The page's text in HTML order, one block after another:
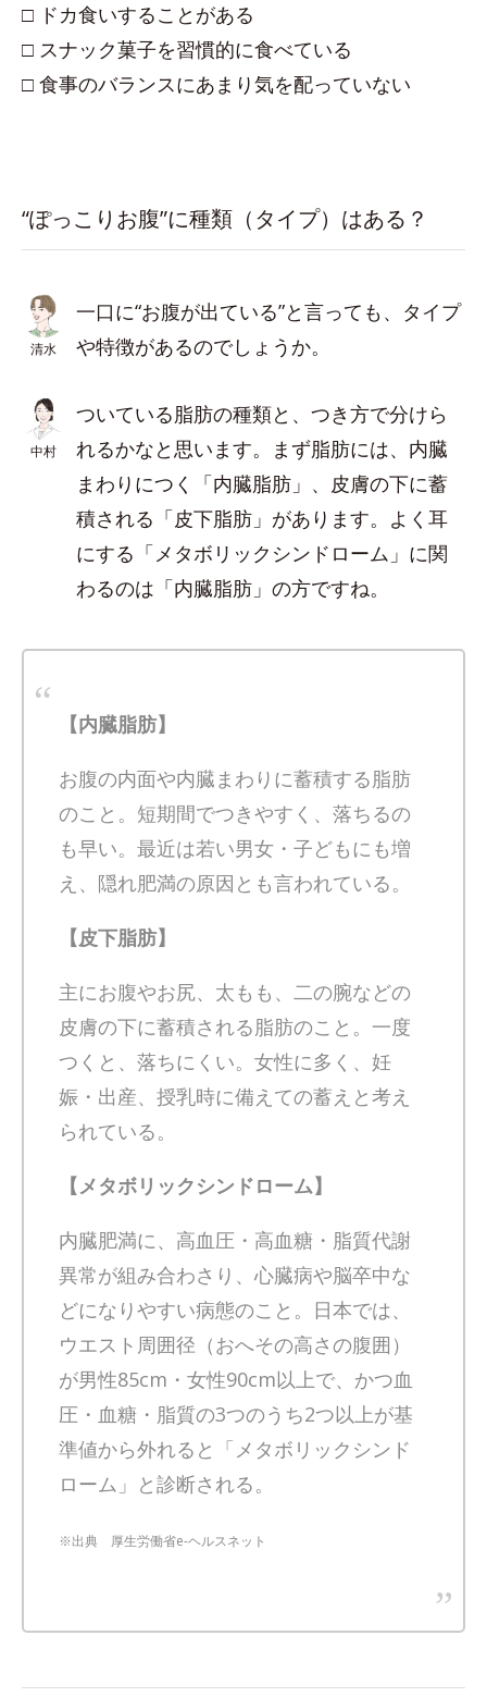
□ ドカ食いすることがある
□ スナック菓子を習慣的に食べている
□ 食事のバランスにあまり気を配っていない
“ぽっこりお腹”に種類（タイプ）はある？
清水
一口に“お腹が出ている”と言っても、タイプ
や特徴があるのでしょうか。
中村
ついている脂肪の種類と、つき方で分けら
れるかなと思います。まず脂肪には、内臓
まわりにつく「内臓脂肪」、皮膚の下に蓄
積される「皮下脂肪」があります。よく耳
にする「メタボリックシンドローム」に関
わるのは「内臓脂肪」の方ですね。
【内臓脂肪】
お腹の内面や内臓まわりに蓄積する脂肪
のこと。短期間でつきやすく、落ちるの
も早い。最近は若い男女・子どもにも増
え、隠れ肥満の原因とも言われている。
【皮下脂肪】
主にお腹やお尻、太もも、二の腕などの
皮膚の下に蓄積される脂肪のこと。一度
つくと、落ちにくい。女性に多く、妊
娠・出産、授乳時に備えての蓄えと考え
られている。
【メタボリックシンドローム】
内臓肥満に、高血圧・高血糖・脂質代謝
異常が組み合わさり、心臓病や脳卒中な
どになりやすい病態のこと。日本では、
ウエスト周囲径（おへその高さの腹囲）
が男性85cm・女性90cm以上で、かつ血
圧・血糖・脂質の3つのうち2つ以上が基
準値から外れると「メタボリックシンド
ローム」と診断される。
※出典 厚生労働省e-ヘルスネット